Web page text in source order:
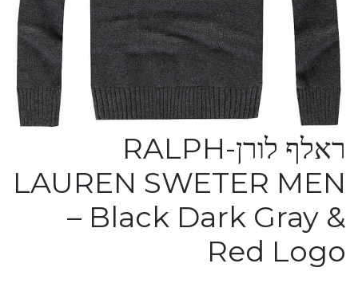
ראלף לורן-RALPH
LAUREN SWETER MEN
– Black Dark Gray &
Red Logo